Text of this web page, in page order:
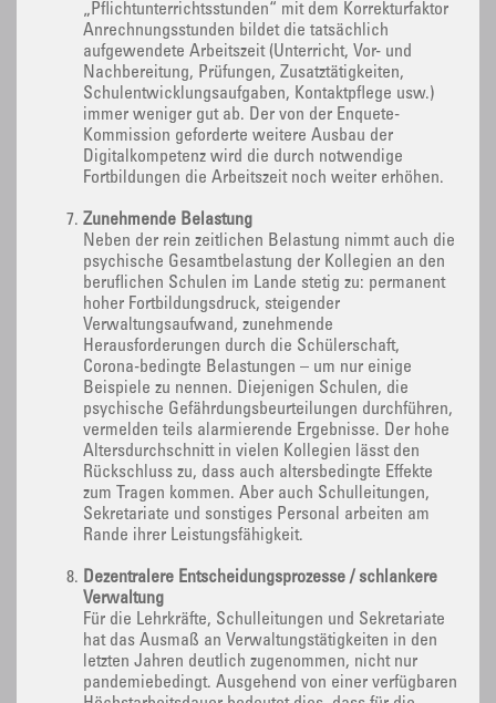
„Pflichtunterrichtsstunden“ mit dem Korrekturfaktor
Anrechnungsstunden bildet die tatsächlich
aufgewendete Arbeitszeit (Unterricht, Vor- und
Nachbereitung, Prüfungen, Zusatztätigkeiten,
Schulentwicklungsaufgaben, Kontaktpflege usw.)
immer weniger gut ab. Der von der Enquete-
Kommission geforderte weitere Ausbau der
Digitalkompetenz wird die durch notwendige
Fortbildungen die Arbeitszeit noch weiter erhöhen.
Zunehmende Belastung
Neben der rein zeitlichen Belastung nimmt auch die
psychische Gesamtbelastung der Kollegien an den
beruflichen Schulen im Lande stetig zu: permanent
hoher Fortbildungsdruck, steigender
Verwaltungsaufwand, zunehmende
Herausforderungen durch die Schülerschaft,
Corona-bedingte Belastungen – um nur einige
Beispiele zu nennen. Diejenigen Schulen, die
psychische Gefährdungsbeurteilungen durchführen,
vermelden teils alarmierende Ergebnisse. Der hohe
Altersdurchschnitt in vielen Kollegien lässt den
Rückschluss zu, dass auch altersbedingte Effekte
zum Tragen kommen. Aber auch Schulleitungen,
Sekretariate und sonstiges Personal arbeiten am
Rande ihrer Leistungsfähigkeit.
Dezentralere Entscheidungsprozesse / schlankere
Verwaltung
Für die Lehrkräfte, Schulleitungen und Sekretariate
hat das Ausmaß an Verwaltungstätigkeiten in den
letzten Jahren deutlich zugenommen, nicht nur
pandemiebedingt. Ausgehend von einer verfügbaren